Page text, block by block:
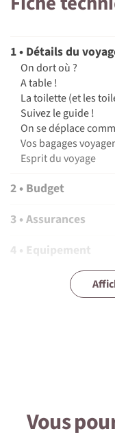
1 • Détails du
On dort où ?
A table !
La toilette (et les
Suivez le guide !
On se déplace
Vos bagages
Esprit du voyage
2 • Budget
3 • Assurances
4 • Equipement
5 • Formalités et
1 • Détails du
Vous